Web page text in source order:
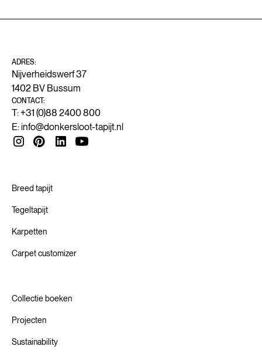
ADRES:
Nijverheidswerf 37
1402 BV Bussum
CONTACT:
T: +31 (0)88 2400 800
E:info@donkersloot-tapijt.nl
Breed tapijt
Tegeltapijt
Karpetten
Carpet customizer
Collectie boeken
Projecten
Sustainability